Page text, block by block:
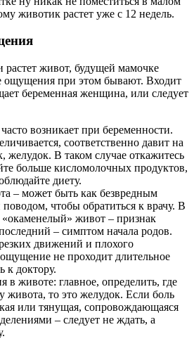
животик растет уже с 12 недель.
растет живот, будущей мамочке
ощущения при этом бывают. Входит
беременная женщина, или следует
возникает при беременности.
соответственно давит на
желудок. В таком случае откажитесь
больше кисломолочных продуктов,
диету.
– может быть как безвредным
чтобы обратиться к врачу. В
живот – признак
– симптом начала родов.
движений и плохого
не проходит длительное
к доктору.
животе: главное, определить, где
живота, то это желудок. Если боль
или тянущая, сопровождающаяся
– следует не ждать, а